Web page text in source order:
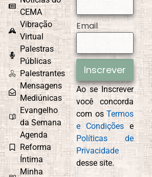
CEMA
Vibração
Virtual
Palestras
Públicas
Palestrantes
Mensagens
Mediúnicas
Evangelho
da Semana
Agenda
Reforma
Íntima
Minha
Email
Inscrever
Ao se Inscrever
você concorda
com osTermos
e Condições e
Políticas de
Privacidade
desse site.